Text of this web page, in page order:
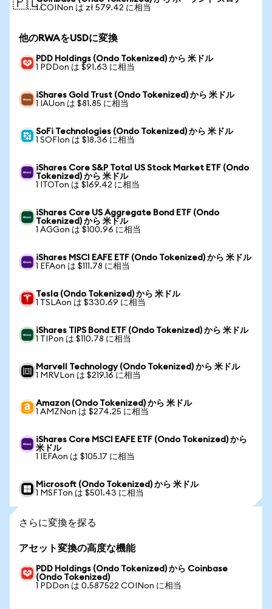
🇵🇱1 COINon は zł 579.42 に相当
他のRWAをUSDに変換
PDD Holdings (Ondo Tokenized) から 米ドル
1 PDDon は $91.63 に相当
iShares Gold Trust (Ondo Tokenized) から 米ドル
1 IAUon は $81.85 に相当
SoFi Technologies (Ondo Tokenized) から 米ドル
1 SOFIon は $18.36 に相当
iShares Core S&P Total US Stock Market ETF (Ondo
Tokenized) から 米ドル
1 ITOTon は $169.42 に相当
iShares Core US Aggregate Bond ETF (Ondo
Tokenized) から 米ドル
1 AGGon は $100.96 に相当
iShares MSCI EAFE ETF (Ondo Tokenized) から 米ドル
1 EFAon は $111.78 に相当
Tesla (Ondo Tokenized) から 米ドル
1 TSLAon は $330.69 に相当
iShares TIPS Bond ETF (Ondo Tokenized) から 米ドル
1 TIPon は $110.78 に相当
Marvell Technology (Ondo Tokenized) から 米ドル
1 MRVLon は $219.16 に相当
Amazon (Ondo Tokenized) から 米ドル
1 AMZNon は $274.25 に相当
iShares Core MSCI EAFE ETF (Ondo Tokenized) から
米ドル
1 IEFAon は $105.17 に相当
Microsoft (Ondo Tokenized) から 米ドル
1 MSFTon は $501.43 に相当
さらに変換を探る
アセット変換の高度な機能
PDD Holdings (Ondo Tokenized) から Coinbase
(Ondo Tokenized)
1 PDDon は 0.587522 COINon に相当